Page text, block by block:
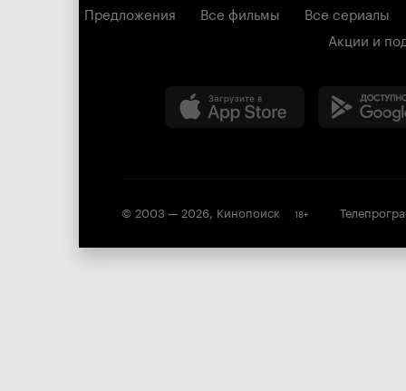
Предложения
Все фильмы
Все сериалы
Акции и
© 2003 — 2026, Кинопоиск 18+